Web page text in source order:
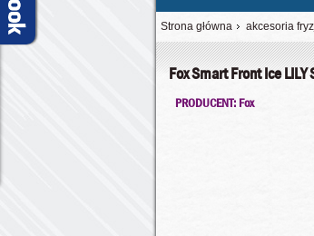
Strona główna akcesoria
Fox Smart Front Ice
PRODUCENT: Fox